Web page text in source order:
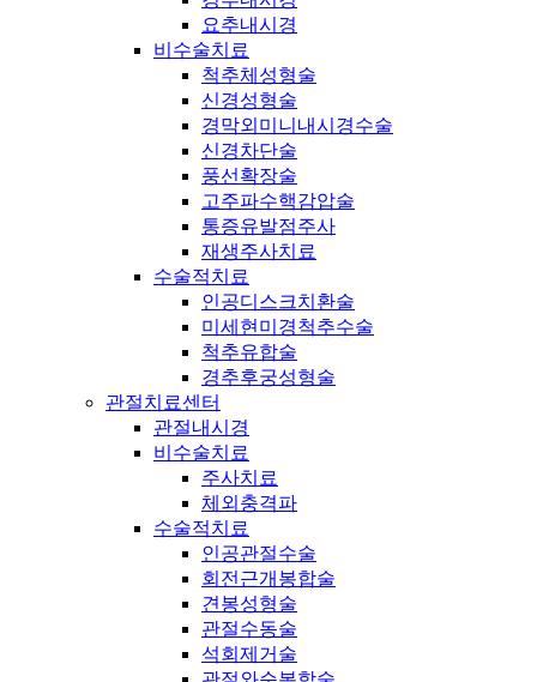
요추내시경
비수술치료
척추체성형술
신경성형술
경막외미니내시경수술
신경차단술
풍선확장술
고주파수핵감압술
통증유발점주사
재생주사치료
수술적치료
인공디스크치환술
미세현미경척추수술
척추유합술
경추후궁성형술
관절치료센터
관절내시경
비수술치료
주사치료
체외충격파
수술적치료
인공관절수술
회전근개봉합술
견봉성형술
관절수동술
석회제거술